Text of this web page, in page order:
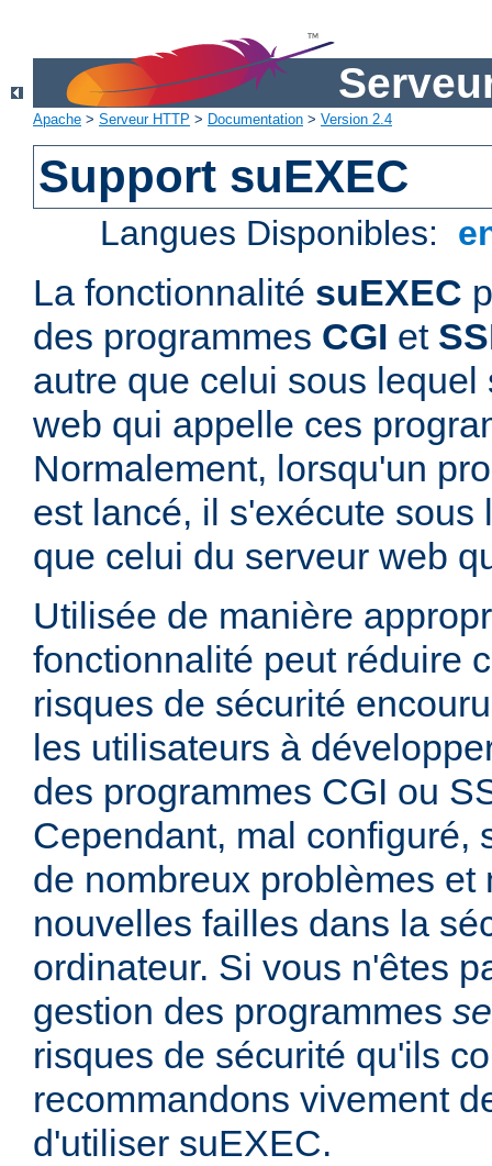
Apache > Serveur HTTP > Documentation > Version 2.4
Support suEXEC
Langues Disponibles:
La fonctionnalité suEXEC
des programmes CGI et
autre que celui sous
web qui appelle ces
Normalement, lorsqu'un
est lancé, il s'exécute sous
que celui du serveur web
Utilisée de manière
fonctionnalité peut réduire
risques de sécurité
les utilisateurs à
des programmes CGI ou
Cependant, mal configuré,
de nombreux problèmes et
nouvelles failles dans la
ordinateur. Si vous n'êtes
gestion des programmes
risques de sécurité qu'ils
recommandons vivement
d'utiliser suEXEC.